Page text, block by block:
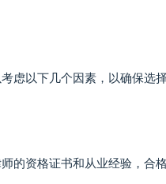
虑以下几个因素，以确保选
的资格证书和从业经验，合